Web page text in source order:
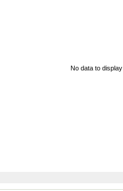
No data to display